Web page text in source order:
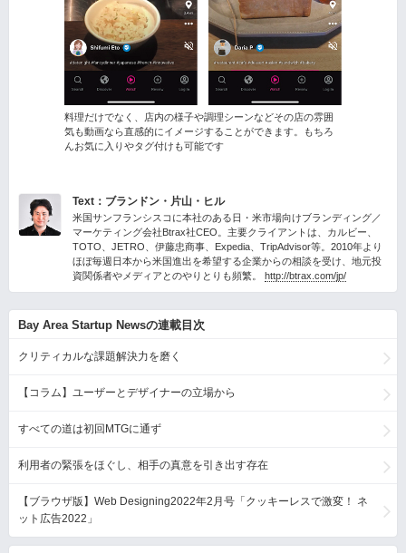
料理だけでなく、店内の様子や調理シーンなどその店の雰囲
気も動画なら直感的にイメージすることができます。もちろ
んお気に入りやタグ付けも可能です
Text：ブランドン・片山・ヒル
米国サンフランシスコに本社のある日・米市場向けブランディング／
マーケティング会社Btrax社CEO。主要クライアントは、カルビー、
TOTO、JETRO、伊藤忠商事、Expedia、TripAdvisor等。2010年より
ほぼ毎週日本から米国進出を希望する企業からの相談を受け、地元投
資関係者やメディアとのやりとりも頻繁。 http://btrax.com/jp/
Bay Area Startup Newsの連載目次
クリティカルな課題解決力を磨く
【コラム】ユーザーとデザイナーの立場から
すべての道は初回MTGに通ず
利用者の緊張をほぐし、相手の真意を引き出す存在
【ブラウザ版】Web Designing2022年2月号「クッキーレスで激変！ ネ
ット広告2022」